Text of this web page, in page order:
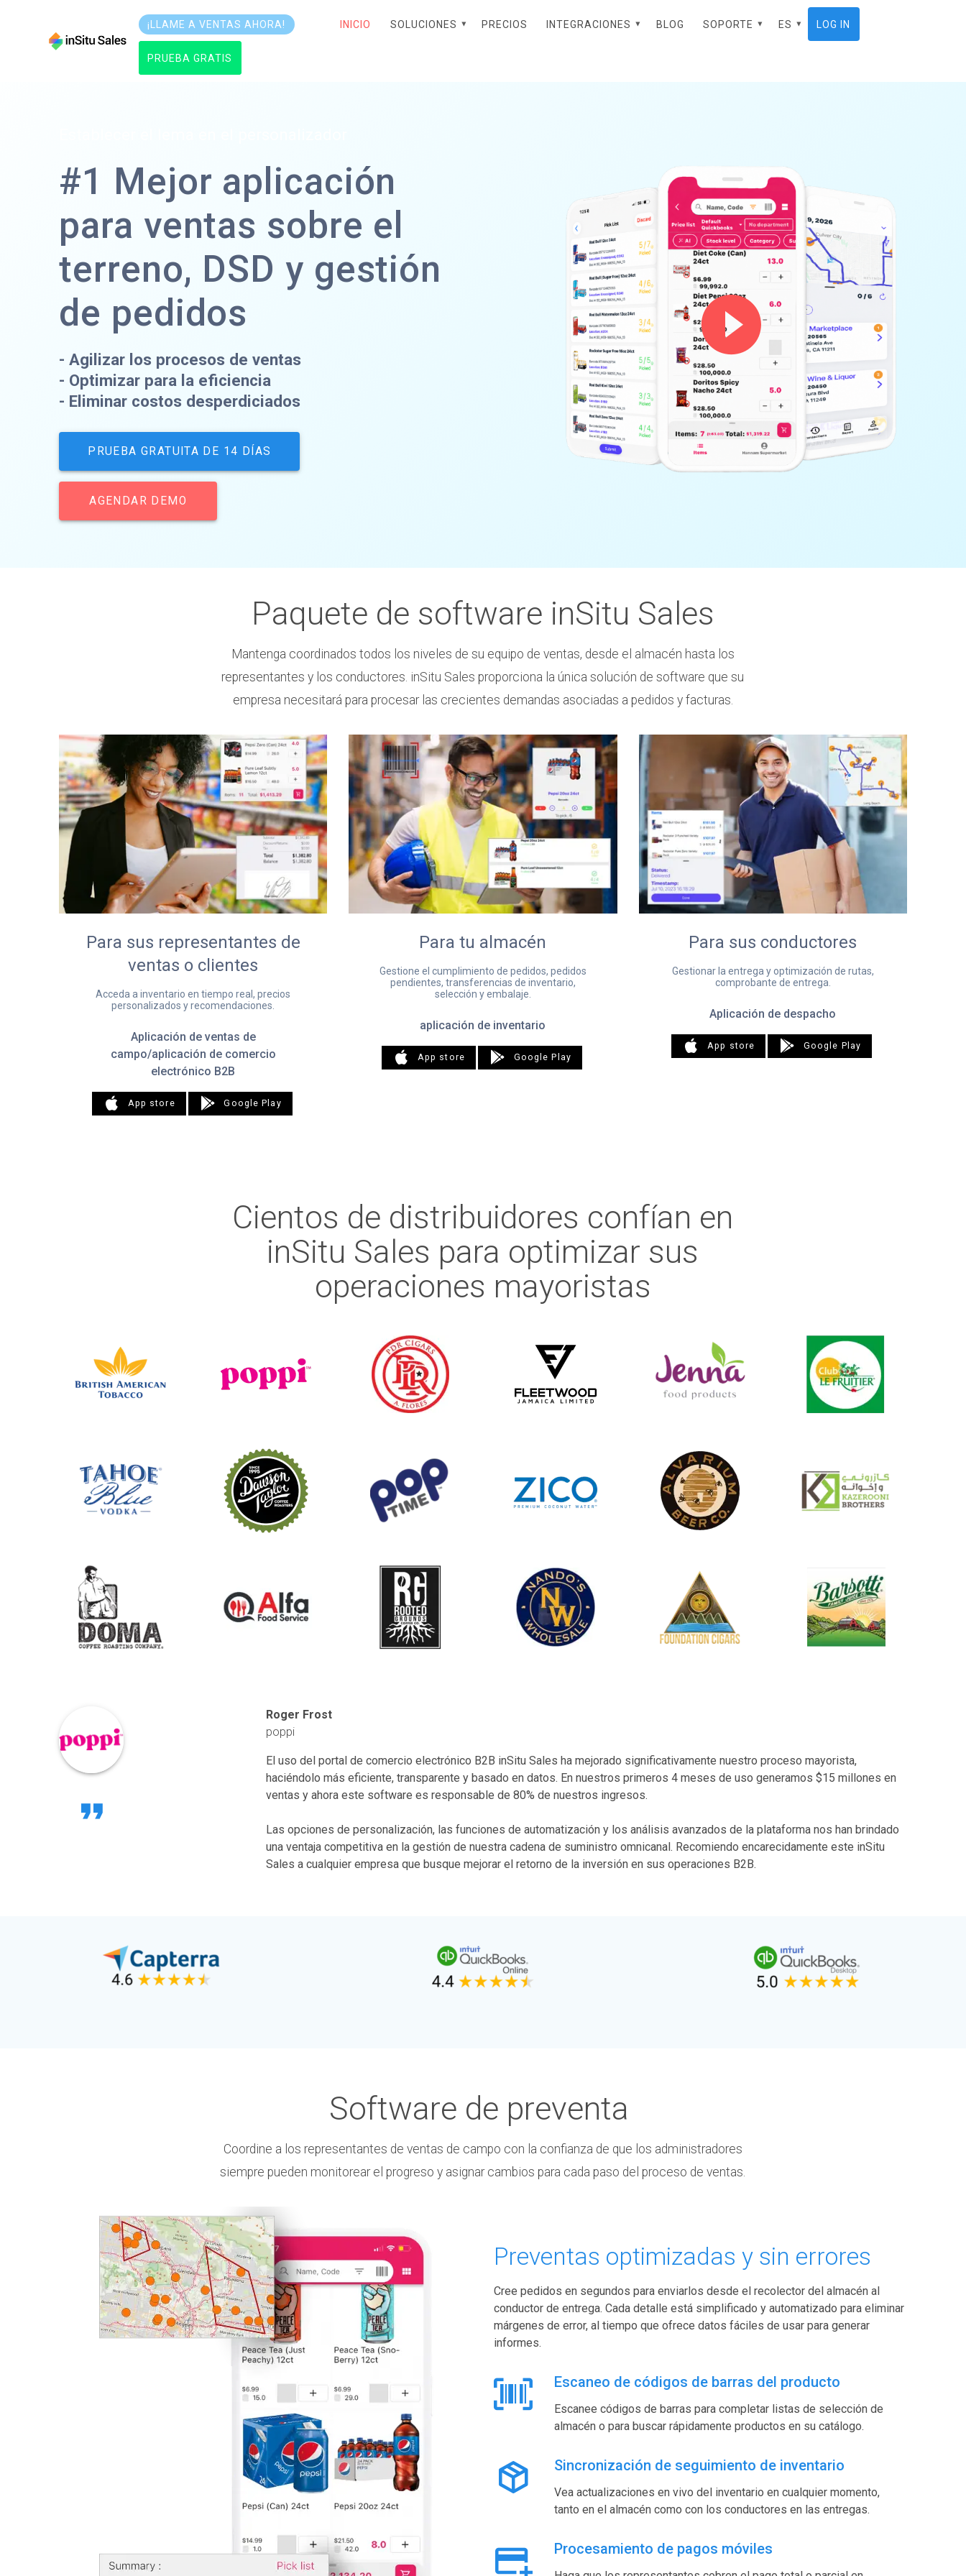
¡LLAME A VENTAS AHORA! INICIO SOLUCIONES PRECIOS INTEGRACIONES BLOG SOPORTE ES LOG IN
PRUEBA GRATIS
#1 Mejor aplicación
para ventas sobre el
terreno, DSD y gestión
de pedidos
- Agilizar los procesos de ventas
- Optimizar para la eficiencia
- Eliminar costos desperdiciados
PRUEBA GRATUITA DE 14 DÍAS
AGENDAR DEMO
Paquete de software inSitu Sales
Mantenga coordinados todos los niveles de su equipo de ventas, desde el almacén hasta los
representantes y los conductores. inSitu Sales proporciona la única solución de software que su
empresa necesitará para procesar las crecientes demandas asociadas a pedidos y facturas.
Para sus representantes de
ventas o clientes
Acceda a inventario en tiempo real, precios
personalizados y recomendaciones.
Aplicación de ventas de
campo/aplicación de comercio
electrónico B2B
App store Google Play
Para tu almacén
Gestione el cumplimiento de pedidos, pedidos
pendientes, transferencias de inventario,
selección y embalaje.
aplicación de inventario
App store Google Play
Para sus conductores
Gestionar la entrega y optimización de rutas,
comprobante de entrega.
Aplicación de despacho
App store Google Play
Cientos de distribuidores confían en
inSitu Sales para optimizar sus
operaciones mayoristas
Roger Frost
poppi
El uso del portal de comercio electrónico B2B inSitu Sales ha mejorado significativamente nuestro proceso mayorista,
haciéndolo más eficiente, transparente y basado en datos. En nuestros primeros 4 meses de uso generamos $15 millones en
ventas y ahora este software es responsable de 80% de nuestros ingresos.
Las opciones de personalización, las funciones de automatización y los análisis avanzados de la plataforma nos han brindado
una ventaja competitiva en la gestión de nuestra cadena de suministro omnicanal. Recomiendo encarecidamente este inSitu
Sales a cualquier empresa que busque mejorar el retorno de la inversión en sus operaciones B2B.
Software de preventa
Coordine a los representantes de ventas de campo con la confianza de que los administradores
siempre pueden monitorear el progreso y asignar cambios para cada paso del proceso de ventas.
Preventas optimizadas y sin errores
Cree pedidos en segundos para enviarlos desde el recolector del almacén al
conductor de entrega. Cada detalle está simplificado y automatizado para eliminar
márgenes de error, al tiempo que ofrece datos fáciles de usar para generar
informes.
Escaneo de códigos de barras del producto
Escanee códigos de barras para completar listas de selección de
almacén o para buscar rápidamente productos en su catálogo.
Sincronización de seguimiento de inventario
Vea actualizaciones en vivo del inventario en cualquier momento,
tanto en el almacén como con los conductores en las entregas.
Procesamiento de pagos móviles